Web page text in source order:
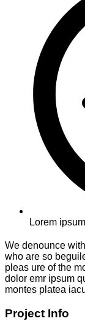
Lorem
We denounce
who are so
pleas ure of the
dolor emr ipsum
montes platea
Project Info